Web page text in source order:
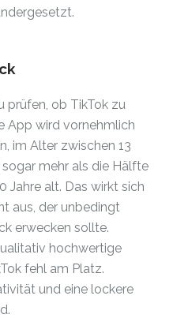
prüfen, ob TikTok zu
App wird vornehmlich
im Alter zwischen 13
mehr als die Hälfte
Jahre alt. Das wirkt sich
aus, der unbedingt
erwecken sollte.
hochwertige
fehl am Platz.
und eine lockere